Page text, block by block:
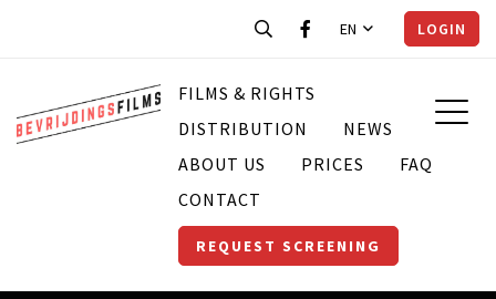
EN LOGIN
FILMS & RIGHTS
DISTRIBUTION
NEWS
ABOUT US
PRICES
FAQ
CONTACT
REQUEST SCREENING